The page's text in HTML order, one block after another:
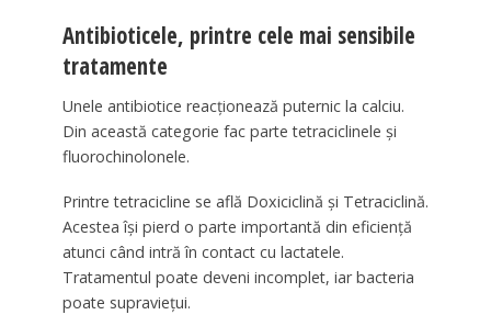
Antibioticele, printre cele mai sensibile
tratamente
Unele antibiotice reacționează puternic la calciu.
Din această categorie fac parte tetraciclinele și
fluorochinolonele.
Printre tetracicline se află Doxiciclină și Tetraciclină.
Acestea își pierd o parte importantă din eficiență
atunci când intră în contact cu lactatele.
Tratamentul poate deveni incomplet, iar bacteria
poate supraviețui.